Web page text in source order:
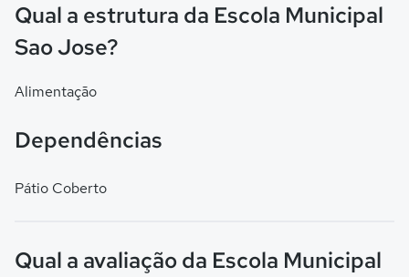
Qual a estrutura da Escola Municipal
Sao Jose?
Alimentação
Dependências
Pátio Coberto
Qual a avaliação da Escola Municipal